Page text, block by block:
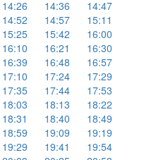
14:26
14:36
14:47
14:52
14:57
15:11
15:25
15:42
16:00
16:10
16:21
16:30
16:39
16:48
16:57
17:10
17:24
17:29
17:35
17:44
17:53
18:03
18:13
18:22
18:31
18:40
18:49
18:59
19:09
19:19
19:29
19:41
19:54